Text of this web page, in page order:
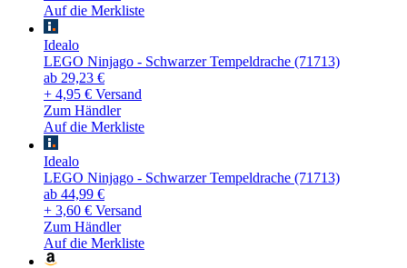
Auf die Merkliste
Idealo
LEGO Ninjago - Schwarzer Tempeldrache (71713)
ab 29,23 €
+ 4,95 € Versand
Zum Händler
Auf die Merkliste
Idealo
LEGO Ninjago - Schwarzer Tempeldrache (71713)
ab 44,99 €
+ 3,60 € Versand
Zum Händler
Auf die Merkliste